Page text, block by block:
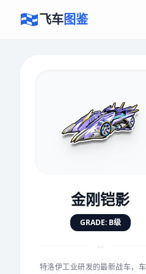
飞车图鉴
金刚铠影
GRADE: B级
“
特洛伊工业研发的最新战车，
评价赛车
速度
对抗
★★★★★★
手感